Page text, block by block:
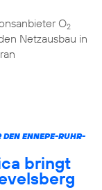
O2
Netzausbau in
DEN ENNEPE-RUHR-
bringt